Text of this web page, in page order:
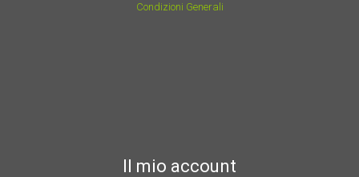
Condizioni Generali
Il mio account